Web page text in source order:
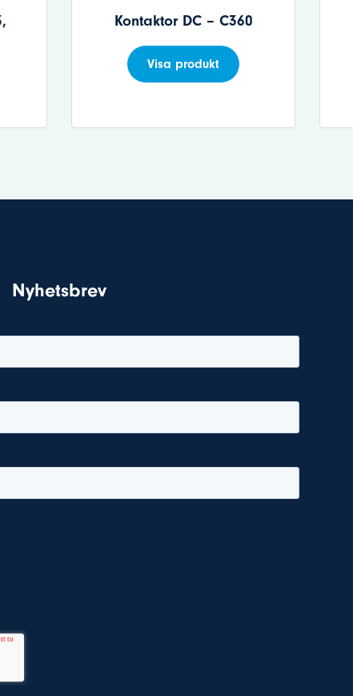
Kontaktor DC – C360
Visa produkt
Nyhetsbrev